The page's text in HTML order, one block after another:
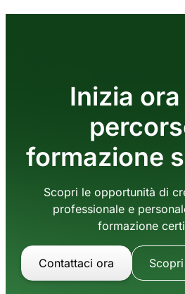
Inizia
formazione
Scopri le opportunità di
professionale e
formazione
Contattaci ora